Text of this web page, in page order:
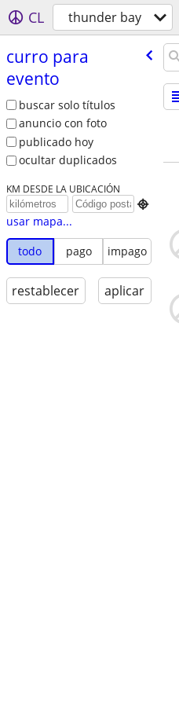
CL thunder bay
curro para
evento
buscar solo títulos
anuncio con foto
publicado hoy
ocultar duplicados
KM DESDE LA UBICACIÓN

usar mapa...
todo
pago impago
restablecer aplicar